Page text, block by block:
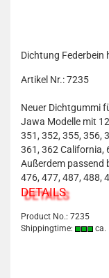
Dichtung Federbein
Artikel Nr.: 7235
Neuer Dichtgummi
Jawa Modelle mit
351, 352, 355, 356,
361, 362 California,
Außerdem passend
476, 477, 487, 488,
DETAILS
Product No.: 7235
Shippingtime:
ca.